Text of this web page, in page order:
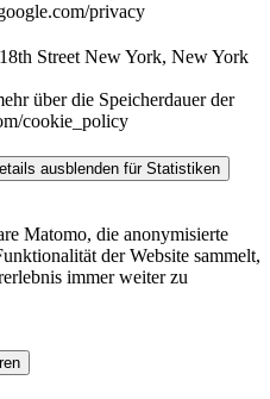
privacy
Street New York, New York
über die Speicherdauer der
cookie_policy
ausblenden für Statistiken
Matomo, die anonymisierte
der Website sammelt,
immer weiter zu